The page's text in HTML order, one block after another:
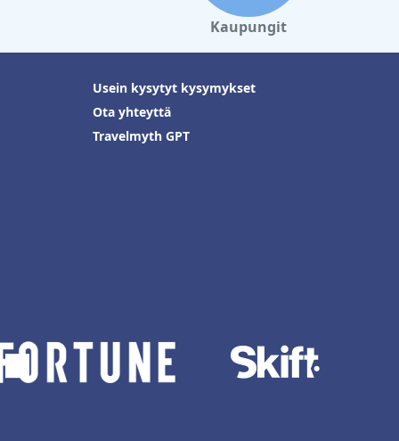
Kaupungit
Usein kysytyt kysymykset
Ota yhteyttä
Travelmyth GPT